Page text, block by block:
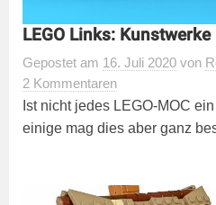
LEGO Links: Kunstwerke
Gepostet am 16. Juli 2020 von
2 Kommentaren
Ist nicht jedes LEGO-MOC
einige mag dies aber ganz